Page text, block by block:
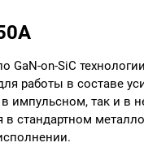
GaN-on-SiC
работы в составе
в импульсном, так и в
в стандартном